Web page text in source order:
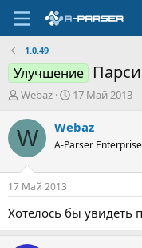
1.0.49
Улучшение
А
т
о
т
е
м
ы
Webaz
Д
т
н
а
л
17 Май 2013
W Webaz
A-Parser
17 Май 2013
Хотелось бы увидеть